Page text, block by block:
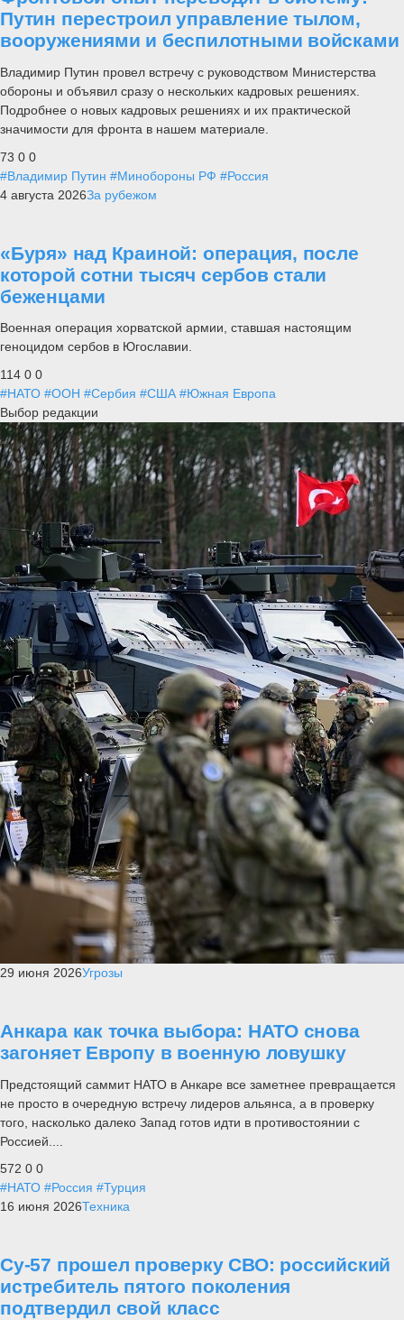
Путин перестроил управление тылом,
вооружениями и беспилотными войсками
Владимир Путин провел встречу с руководством Министерства
обороны и объявил сразу о нескольких кадровых решениях.
Подробнее о новых кадровых решениях и их практической
значимости для фронта в нашем материале.
73 0 0
#Владимир Путин #Минобороны РФ #Россия
4 августа 2026За рубежом
«Буря» над Краиной: операция, после
которой сотни тысяч сербов стали
беженцами
Военная операция хорватской армии, ставшая настоящим
геноцидом сербов в Югославии.
114 0 0
#НАТО #ООН #Сербия #США #Южная Европа
Выбор редакции
29 июня 2026Угрозы
Анкара как точка выбора: НАТО снова
загоняет Европу в военную ловушку
Предстоящий саммит НАТО в Анкаре все заметнее превращается
не просто в очередную встречу лидеров альянса, а в проверку
того, насколько далеко Запад готов идти в противостоянии с
Россией....
572 0 0
#НАТО #Россия #Турция
16 июня 2026Техника
Су-57 прошел проверку СВО: российский
истребитель пятого поколения
подтвердил свой класс